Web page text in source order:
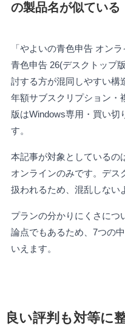
の製品名が似ている
「やよいの青色申告 オン
青色申告 26(デスクトップ
討する方が混同しやすい構
年額サブスクリプション・
版はWindows専用・買い切
す。
本記事が対象としているの
オンラインのみです。デス
扱われるため、混乱しない
プランの分かりにくさにつ
論点でもあるため、7つの
いえます。
良い評判も対等に